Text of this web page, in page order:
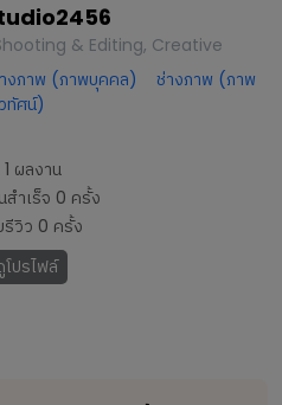
& Editing, Creative
งภาพ (ภาพบุคคล)
ช่างภาพ (ภาพ
ทัศน์)
1 ผลงาน
สำเร็จ 0 ครั้ง
รีวิว 0 ครั้ง
โปรไฟล์